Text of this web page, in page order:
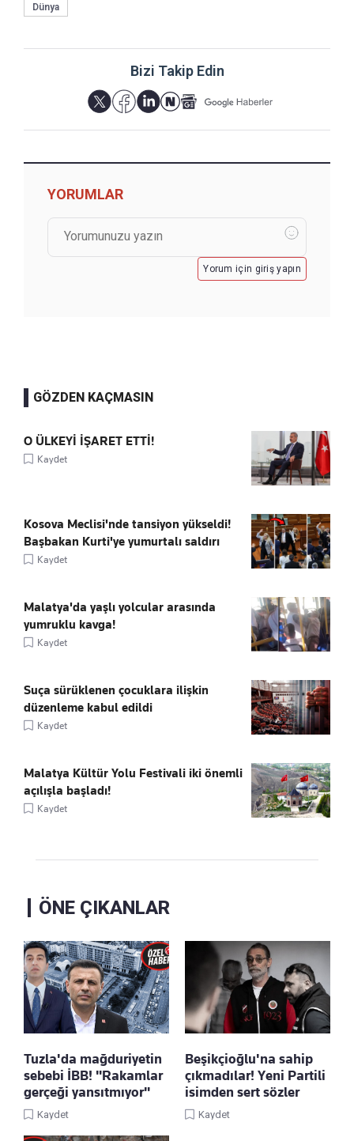
Dünya
Bizi Takip Edin
YORUMLAR
Yorum için giriş yapın
GÖZDEN KAÇMASIN
O ÜLKEYİ İŞARET ETTİ!
Kaydet
Kosova Meclisi'nde tansiyon yükseldi!
Başbakan Kurti'ye yumurtalı saldırı
Kaydet
Malatya'da yaşlı yolcular arasında
yumruklu kavga!
Kaydet
Suça sürüklenen çocuklara ilişkin
düzenleme kabul edildi
Kaydet
Malatya Kültür Yolu Festivali iki önemli
açılışla başladı!
Kaydet
ÖNE ÇIKANLAR
Tuzla'da mağduriyetin
sebebi İBB! "Rakamlar
gerçeği yansıtmıyor"
Kaydet
Beşikçioğlu'na sahip
çıkmadılar! Yeni Partili
isimden sert sözler
Kaydet